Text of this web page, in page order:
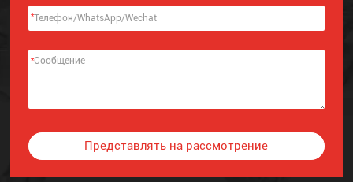
*
*
Представлять на рассмотрение